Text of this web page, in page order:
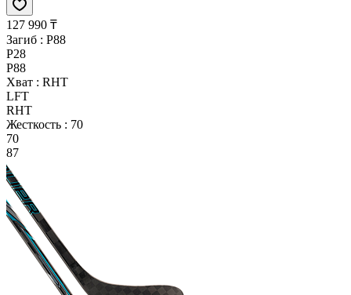
127 990 ₸
Загиб : P88
P28
P88
Хват : RHT
LFT
RHT
Жесткость : 70
70
87